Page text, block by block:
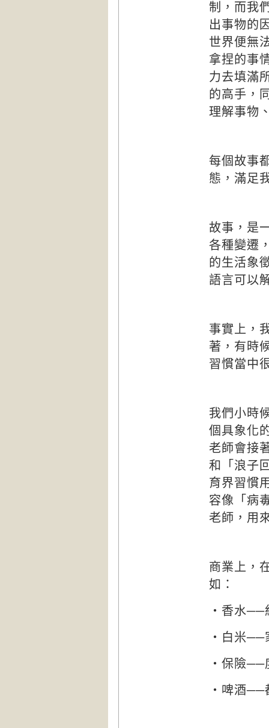
制，而我
出事物的
世界便無
拿捏的事
力去填滿
的高手，
理解事物
每個故事
態，滿足
故事，是
各種變遷
的生活象
語言可以
事實上，
著，有時
習慣當中
我們小時
個具象化
老師會接
和「浪子
育界習慣
容像「病
老師，用
商業上，
如：
‧香水──
‧白米──
‧保險──
‧啤酒──